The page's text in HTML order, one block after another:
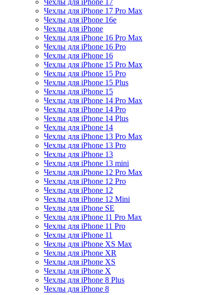
Чехлы для iPhone 17
Чехлы для iPhone 17 Pro Max
Чехлы для iPhone 16e
Чехлы для iPhone
Чехлы для iPhone 16 Pro Max
Чехлы для iPhone 16 Pro
Чехлы для iPhone 16
Чехлы для iPhone 15 Pro Max
Чехлы для iPhone 15 Pro
Чехлы для iPhone 15 Plus
Чехлы для iPhone 15
Чехлы для iPhone 14 Pro Max
Чехлы для iPhone 14 Pro
Чехлы для iPhone 14 Plus
Чехлы для iPhone 14
Чехлы для iPhone 13 Pro Max
Чехлы для iPhone 13 Pro
Чехлы для iPhone 13
Чехлы для iPhone 13 mini
Чехлы для iPhone 12 Pro Max
Чехлы для iPhone 12 Pro
Чехлы для iPhone 12
Чехлы для iPhone 12 Mini
Чехлы для iPhone SE
Чехлы для iPhone 11 Pro Max
Чехлы для iPhone 11 Pro
Чехлы для iPhone 11
Чехлы для iPhone XS Max
Чехлы для iPhone XR
Чехлы для iPhone XS
Чехлы для iPhone X
Чехлы для iPhone 8 Plus
Чехлы для iPhone 8